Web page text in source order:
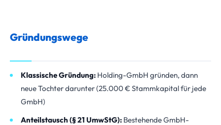
Gründungswege
Klassische Gründung: Holding-GmbH gründen, dann
neue Tochter darunter (25.000 € Stammkapital für jede
GmbH)
Anteilstausch (§ 21 UmwStG): Bestehende GmbH-